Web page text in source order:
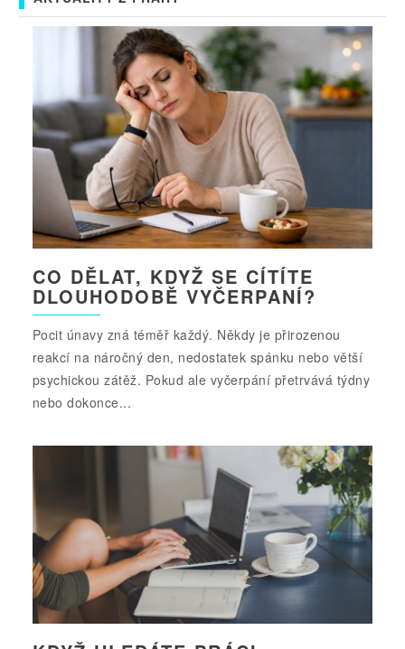
CO DĚLAT, KDYŽ SE CÍTÍTE
DLOUHODOBĚ VYČERPANÍ?
Pocit únavy zná téměř každý. Někdy je přirozenou
reakcí na náročný den, nedostatek spánku nebo větší
psychickou zátěž. Pokud ale vyčerpání přetrvává týdny
nebo dokonce...